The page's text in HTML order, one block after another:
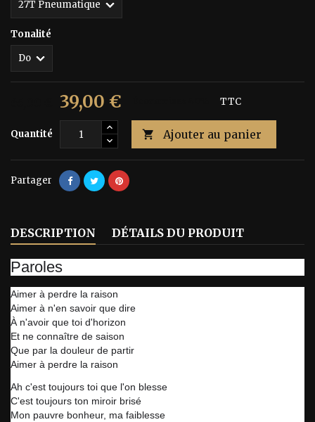
Tonalité
39,00 € TTC
Quantité  Ajouter au panier
Partager
DESCRIPTION DÉTAILS DU PRODUIT
Paroles
Aimer à perdre la raison
Aimer à n'en savoir que dire
À n'avoir que toi d'horizon
Et ne connaître de saison
Que par la douleur de partir
Aimer à perdre la raison
Ah c'est toujours toi que l'on blesse
C'est toujours ton miroir brisé
Mon pauvre bonheur, ma faiblesse